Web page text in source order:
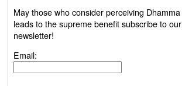
May those who consider perceiving Dhamma
leads to the supreme benefit subscribe to our
newsletter!
Email: